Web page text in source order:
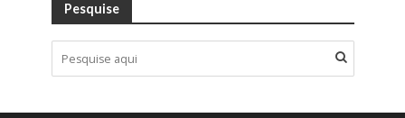
Pesquise